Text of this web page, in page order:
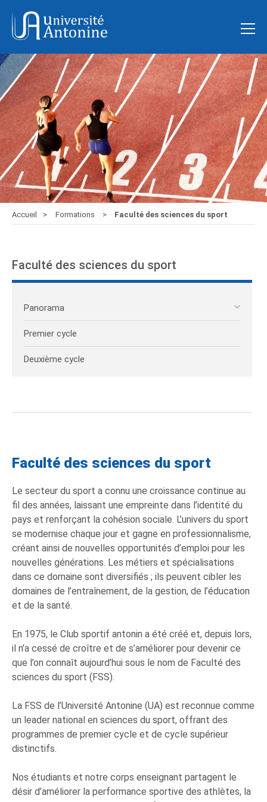
Accueil Formations Faculté des sciences du sport
Faculté des sciences du sport
Panorama
Premier cycle
Deuxième cycle
Faculté des sciences du sport
Le secteur du sport a connu une croissance continue au
fil des années, laissant une empreinte dans l’identité du
pays et renforçant la cohésion sociale. L’univers du sport
se modernise chaque jour et gagne en professionnalisme,
créant ainsi de nouvelles opportunités d’emploi pour les
nouvelles générations. Les métiers et spécialisations
dans ce domaine sont diversifiés ; ils peuvent cibler les
domaines de l’entraînement, de la gestion, de l’éducation
et de la santé.
En 1975, le Club sportif antonin a été créé et, depuis lors,
il n’a cessé de croître et de s’améliorer pour devenir ce
que l’on connaît aujourd’hui sous le nom de Faculté des
sciences du sport (FSS).
La FSS de l’Université Antonine (UA) est reconnue comme
un leader national en sciences du sport, offrant des
programmes de premier cycle et de cycle supérieur
distinctifs.
Nos étudiants et notre corps enseignant partagent le
désir d’améliorer la performance sportive des athlètes, la